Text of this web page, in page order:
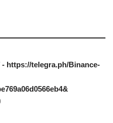
- https://telegra.ph/Binance-